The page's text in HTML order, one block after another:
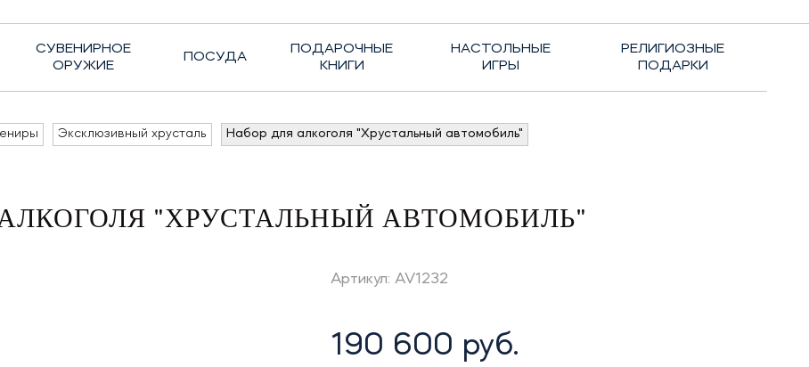
СУВЕНИРНОЕ
ОРУЖИЕ
ПОСУДА
ПОДАРОЧНЫЕ
КНИГИ
НАСТОЛЬНЫЕ
ИГРЫ
РЕЛИГИОЗНЫЕ
ПОДАРКИ
Эксклюзивный хрусталь Набор для алкоголя "Хрустальный автомобиль"
"ХРУСТАЛЬНЫЙ АВТОМОБИЛЬ"
Артикул: AV1232
190 600 руб.